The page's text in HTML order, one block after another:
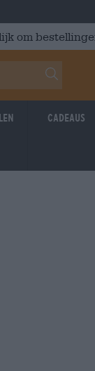
om
Cadeaus